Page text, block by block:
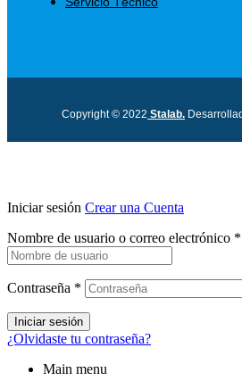
Copyright © 2022 Stalab.
Iniciar sesión Crear una Cuenta
Nombre de usuario o correo electrónico *
Contraseña *
Iniciar sesión
¿Olvidaste tu contraseña?
Main menu